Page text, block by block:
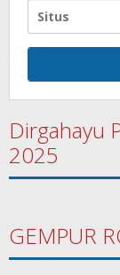
Dirgahayu
2025
GEMPUR